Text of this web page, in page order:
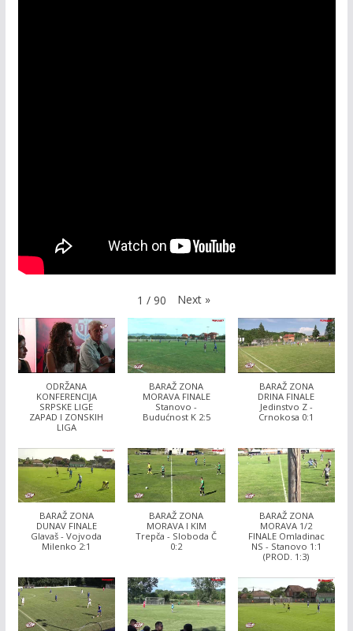
1 / 90 Next »
ODRŽANA
KONFERENCIJA
SRPSKE LIGE
ZAPAD I ZONSKIH
LIGA
BARAŽ ZONA
MORAVA FINALE
Stanovo -
Budućnost K 2:5
BARAŽ ZONA
DRINA FINALE
Jedinstvo Z -
Crnokosa 0:1
BARAŽ ZONA
DUNAV FINALE
Glavaš - Vojvoda
Milenko 2:1
BARAŽ ZONA
MORAVA I KIM
Trepča - Sloboda Č
0:2
BARAŽ ZONA
MORAVA 1/2
FINALE Omladinac
NS - Stanovo 1:1
(PROD. 1:3)